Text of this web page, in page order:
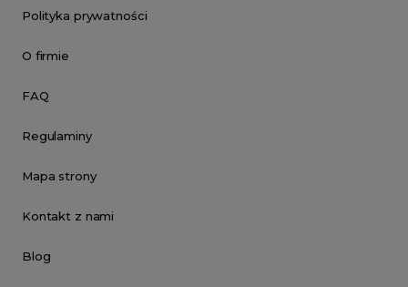
Polityka prywatności
O firmie
FAQ
Regulaminy
Mapa strony
Kontakt z nami
Blog